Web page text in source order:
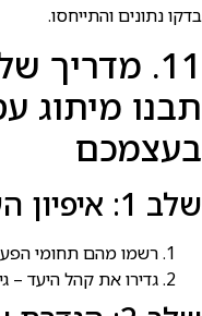
בדקו נתונים והתייחסו.
11. מדריך
תבנו מיתוג
בעצמכם
שלב 1: איפיון העסק והקהל
רשמו מהם תחומי
גדירו את קהל היעד –